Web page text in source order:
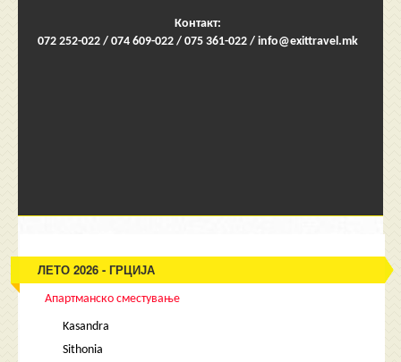
Контакт:
072 252-022 / 074 609-022 / 075 361-022 / info@exittravel.mk
ЛЕТО 2026 - ГРЦИЈА
Апартманско сместување
Kasandra
Sithonia